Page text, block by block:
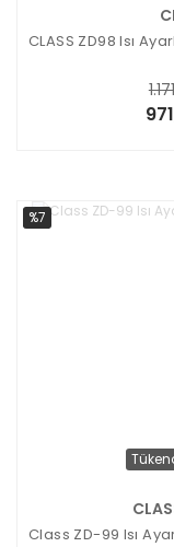
CLASS ZD98 Isı
%7
Class ZD-99 Isı